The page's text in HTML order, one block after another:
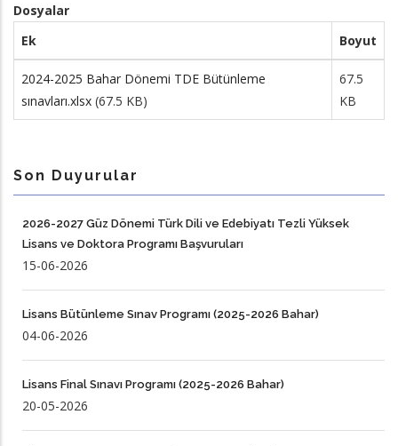
Dosyalar
Ek
Boyut
2024-2025 Bahar Dönemi TDE Bütünleme
sınavları.xlsx (67.5 KB)
67.5
KB
Son Duyurular
2026-2027 Güz Dönemi Türk Dili ve Edebiyatı Tezli Yüksek
Lisans ve Doktora Programı Başvuruları
15-06-2026
Lisans Bütünleme Sınav Programı (2025-2026 Bahar)
04-06-2026
Lisans Final Sınavı Programı (2025-2026 Bahar)
20-05-2026